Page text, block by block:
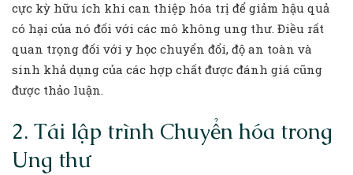
cực kỳ hữu ích khi can thiệp hóa trị để giảm hậu quả
có hại của nó đối với các mô không ung thư. Điều rất
quan trọng đối với y học chuyển đổi, độ an toàn và
sinh khả dụng của các hợp chất được đánh giá cũng
được thảo luận.
2. Tái lập trình Chuyển hóa trong
Ung thư